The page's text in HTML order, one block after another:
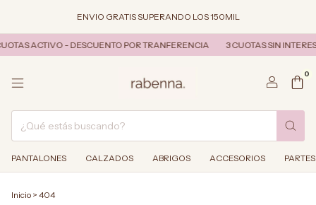
ENVIO GRATIS SUPERANDO LOS 150MIL
ACTIVO - DESCUENTO POR TRANFERENCIA 3 CUOTAS SIN
0
PANTALONES CALZADOS ABRIGOS ACCESORIOS
Inicio > 404